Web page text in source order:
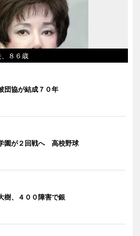
８６歳
団協が結成７０年
園が２回戦へ 高校野球
樹、４００障害で銀